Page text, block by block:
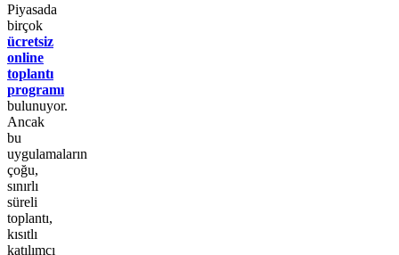
Piyasada
birçok
ücretsiz
online
toplantı
programı
bulunuyor.
Ancak
bu
uygulamaların
çoğu,
sınırlı
süreli
toplantı,
kısıtlı
katılımcı